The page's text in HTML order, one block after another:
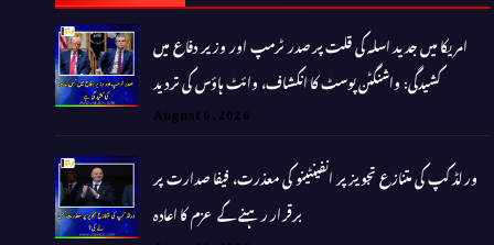
امریکا میں جدید اسلہ کی قلت پر صدر ٹرمپ اور وزیر دفاع میں
کشیدگی: واشنگٹن پوسٹ کا انکشاف، وائٹ ہاؤس کی تردید
August 6, 2026
ورلڈ کپ کی متنازع تجویز پر انفینٹینو کی معذرت، فیفا صدارت پر
برقرار رہنے کے عزم کا اعادہ